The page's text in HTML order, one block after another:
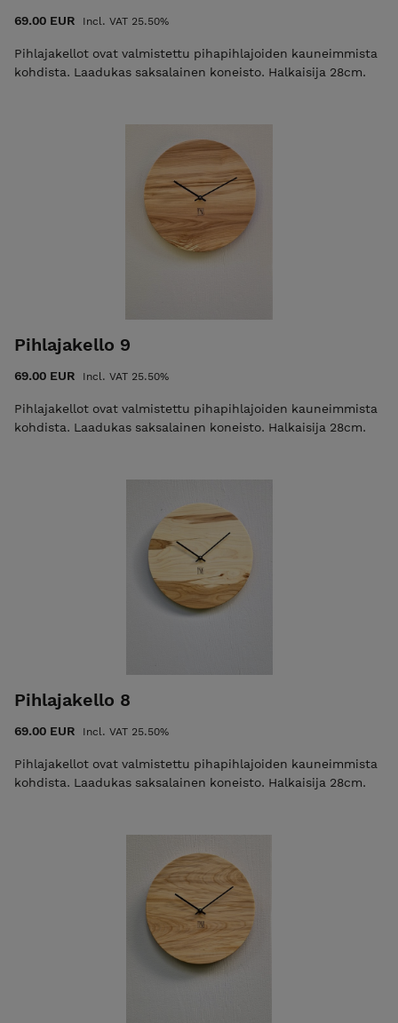
69.00 EUR Incl. VAT 25.50%
Pihlajakellot ovat valmistettu pihapihlajoiden kauneimmista
kohdista. Laadukas saksalainen koneisto. Halkaisija 28cm.
Pihlajakello 9
69.00 EUR Incl. VAT 25.50%
Pihlajakellot ovat valmistettu pihapihlajoiden kauneimmista
kohdista. Laadukas saksalainen koneisto. Halkaisija 28cm.
Pihlajakello 8
69.00 EUR Incl. VAT 25.50%
Pihlajakellot ovat valmistettu pihapihlajoiden kauneimmista
kohdista. Laadukas saksalainen koneisto. Halkaisija 28cm.